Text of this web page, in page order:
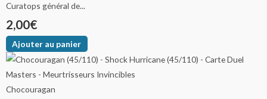
Curatops général de...
2,00€
Ajouter au panier
Chocouragan